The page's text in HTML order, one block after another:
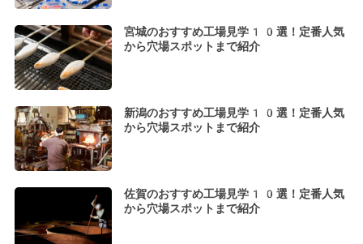
宮城のおすすめ工場見学10選！定番人気
から穴場スポットまで紹介
新潟のおすすめ工場見学10選！定番人気
から穴場スポットまで紹介
佐賀のおすすめ工場見学10選！定番人気
から穴場スポットまで紹介